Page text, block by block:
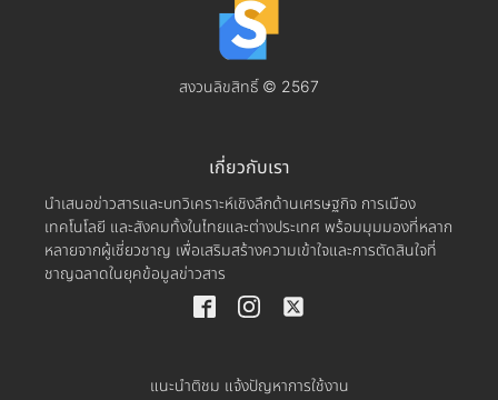
สงวนลิขสิทธิ์ © 2567
เกี่ยวกับเรา
นำเสนอข่าวสารและบทวิเคราะห์เชิงลึกด้านเศรษฐกิจ การเมือง
เทคโนโลยี และสังคมทั้งในไทยและต่างประเทศ พร้อมมุมมองที่หลาก
หลายจากผู้เชี่ยวชาญ เพื่อเสริมสร้างความเข้าใจและการตัดสินใจที่
ชาญฉลาดในยุคข้อมูลข่าวสาร
แนะนำติชม แจ้งปัญหาการใช้งาน